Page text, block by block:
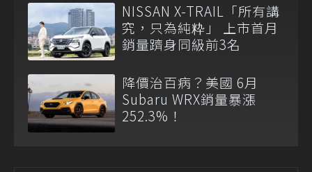
NISSAN X-TRAIL「所有講
究，只為純粋」 上市首月
銷量躋身同級前3名
降價治百病？美國 6月
Subaru WRX銷量暴漲
252.3%！